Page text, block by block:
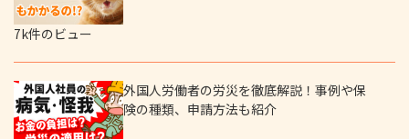
7k件のビュー
外国人労働者の労災を徹底解説！事例や保
険の種類、申請方法も紹介